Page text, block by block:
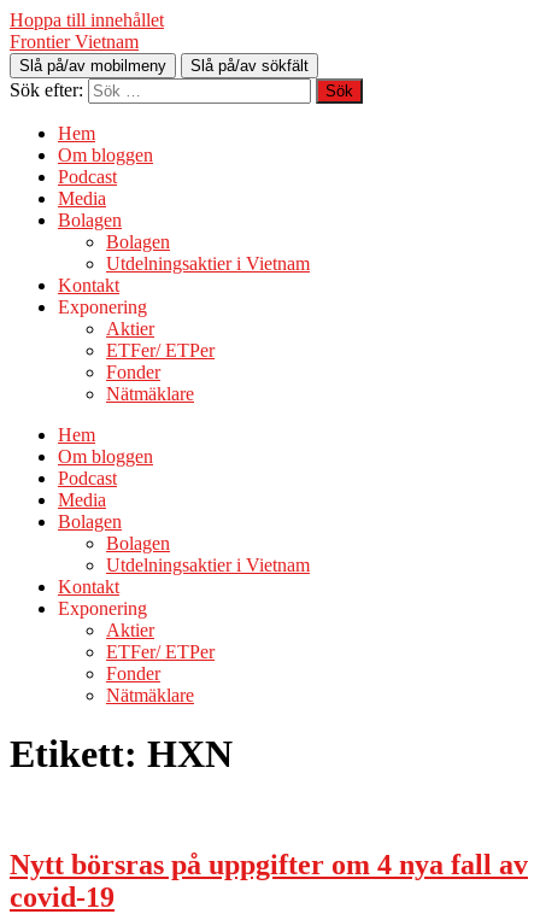
Hoppa till innehållet
Frontier Vietnam
Slå på/av mobilmeny Slå på/av sökfält
Sök efter:
Hem
Om bloggen
Podcast
Media
Bolagen
Bolagen
Utdelningsaktier i Vietnam
Kontakt
Exponering
Aktier
ETFer/ ETPer
Fonder
Nätmäklare
Hem
Om bloggen
Podcast
Media
Bolagen
Bolagen
Utdelningsaktier i Vietnam
Kontakt
Exponering
Aktier
ETFer/ ETPer
Fonder
Nätmäklare
Etikett: HXN
Nytt börsras på uppgifter om 4 nya fall av
covid-19